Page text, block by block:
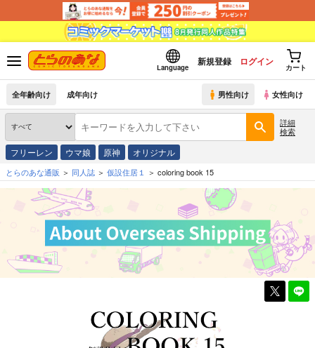
Language
新規登録 ログイン
カート
全年齢向け 成年向け 男性向け 女性向け
詳細
検索
フリーレン ウマ娘 原神 オリジナル
とらのあな通販 同人誌 仮設住居１ coloring book 15